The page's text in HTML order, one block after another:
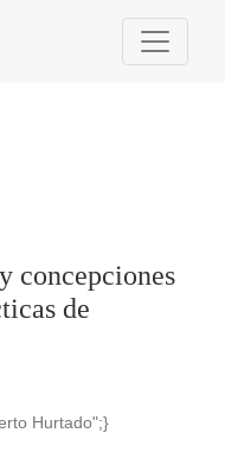
concepciones
de
Hurtado";}